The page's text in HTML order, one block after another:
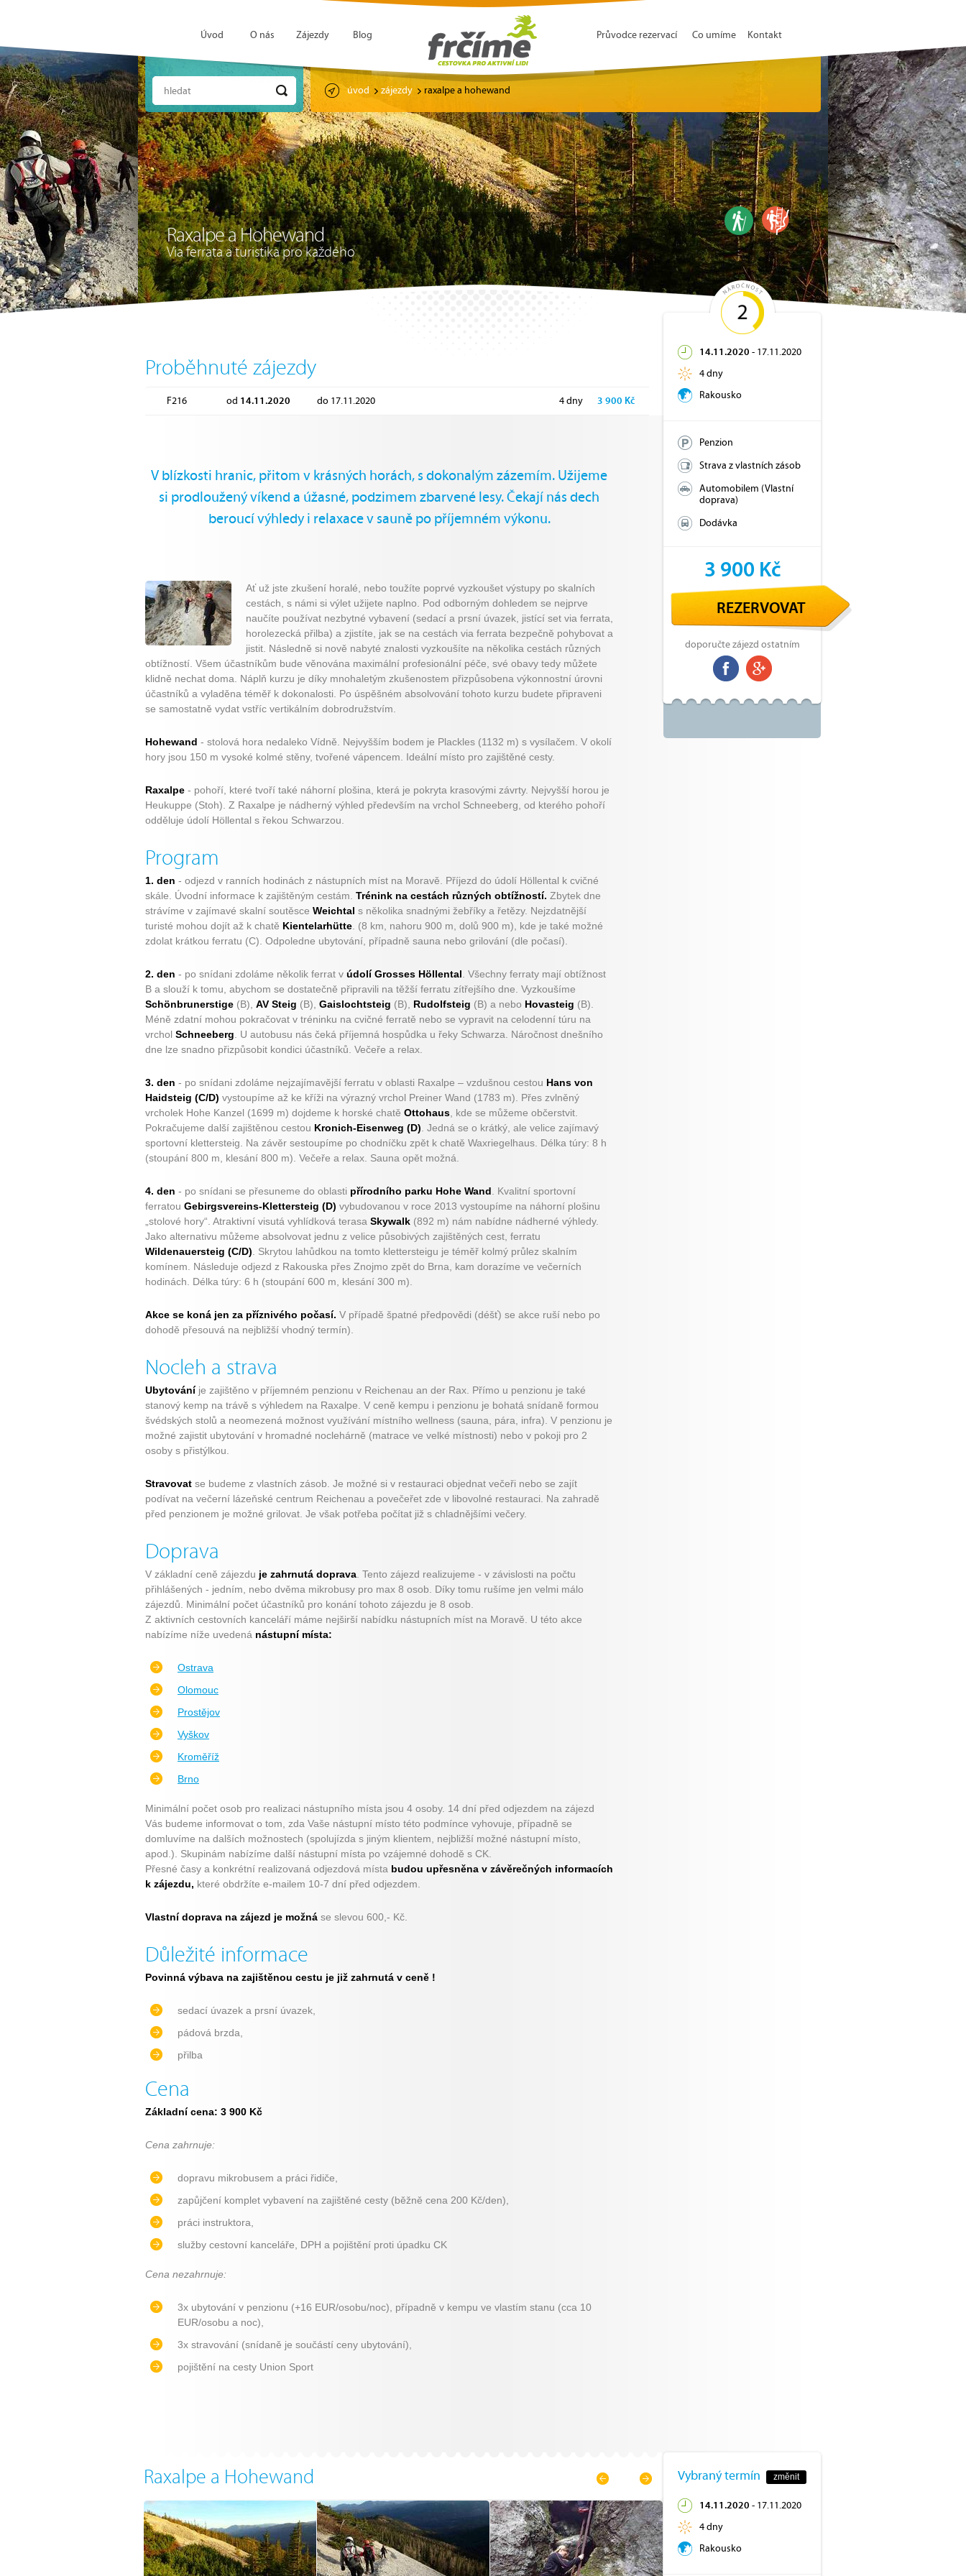
Raxalpe a Hohewand
Via ferrata a turistika pro každého
Proběhnuté zájezdy
F216 od 14.11.2020 do 17.11.2020 4 dny 3 900 Kč
V blízkosti hranic, přitom v krásných horách, s dokonalým zázemím. Užijeme
si prodloužený víkend a úžasné, podzimem zbarvené lesy. Čekají nás dech
beroucí výhledy i relaxace v sauně po příjemném výkonu.
Ať už jste zkušení horalé, nebo toužíte poprvé vyzkoušet výstupy po skalních
cestách, s námi si výlet užijete naplno. Pod odborným dohledem se nejprve
naučíte používat nezbytné vybavení (sedací a prsní úvazek, jistící set via ferrata,
horolezecká přilba) a zjistíte, jak se na cestách via ferrata bezpečně pohybovat a
jistit. Následně si nově nabyté znalosti vyzkoušíte na několika cestách různých
obtížností. Všem účastníkům bude věnována maximální profesionální péče, své obavy tedy můžete
klidně nechat doma. Náplň kurzu je díky mnohaletým zkušenostem přizpůsobena výkonnostní úrovni
účastníků a vyladěna téměř k dokonalosti. Po úspěšném absolvování tohoto kurzu budete připraveni
se samostatně vydat vstříc vertikálním dobrodružstvím.
Hohewand - stolová hora nedaleko Vídně. Nejvyšším bodem je Plackles (1132 m) s vysílačem. V okolí
hory jsou 150 m vysoké kolmé stěny, tvořené vápencem. Ideální místo pro zajištěné cesty.
Raxalpe - pohoří, které tvoří také náhorní plošina, která je pokryta krasovými závrty. Nejvyšší horou je
Heukuppe (Stoh). Z Raxalpe je nádherný výhled především na vrchol Schneeberg, od kterého pohoří
odděluje údolí Höllental s řekou Schwarzou.
Program
1. den - odjezd v ranních hodinách z nástupních míst na Moravě. Příjezd do údolí Höllental k cvičné
skále. Úvodní informace k zajištěným cestám. Trénink na cestách různých obtížností. Zbytek dne
strávíme v zajímavé skalní soutěsce Weichtal s několika snadnými žebříky a řetězy. Nejzdatnější
turisté mohou dojít až k chatě Kientelarhütte . (8 km, nahoru 900 m, dolů 900 m), kde je také možné
zdolat krátkou ferratu (C). Odpoledne ubytování, případně sauna nebo grilování (dle počasí).
2. den - po snídani zdoláme několik ferrat v údolí Grosses Höllental . Všechny ferraty mají obtížnost
B a slouží k tomu, abychom se dostatečně připravili na těžší ferratu zítřejšího dne. Vyzkoušíme
Schönbrunerstige (B), AV Steig (B), Gaislochtsteig (B), Rudolfsteig (B) a nebo Hovasteig (B).
Méně zdatní mohou pokračovat v tréninku na cvičné ferratě nebo se vypravit na celodenní túru na
vrchol Schneeberg . U autobusu nás čeká příjemná hospůdka u řeky Schwarza. Náročnost dnešního
dne lze snadno přizpůsobit kondici účastníků. Večeře a relax.
3. den - po snídani zdoláme nejzajímavější ferratu v oblasti Raxalpe – vzdušnou cestou Hans von
Haidsteig (C/D) vystoupíme až ke kříži na výrazný vrchol Preiner Wand (1783 m). Přes zvlněný
vrcholek Hohe Kanzel (1699 m) dojdeme k horské chatě Ottohaus , kde se můžeme občerstvit.
Pokračujeme další zajištěnou cestou Kronich-Eisenweg (D) . Jedná se o krátký, ale velice zajímavý
sportovní klettersteig. Na závěr sestoupíme po chodníčku zpět k chatě Waxriegelhaus. Délka túry: 8 h
(stoupání 800 m, klesání 800 m). Večeře a relax. Sauna opět možná.
4. den - po snídani se přesuneme do oblasti přírodního parku Hohe Wand . Kvalitní sportovní
ferratou Gebirgsvereins-Klettersteig (D) vybudovanou v roce 2013 vystoupíme na náhorní plošinu
„stolové hory“. Atraktivní visutá vyhlídková terasa Skywalk (892 m) nám nabídne nádherné výhledy.
Jako alternativu můžeme absolvovat jednu z velice působivých zajištěných cest, ferratu
Wildenauersteig (C/D) . Skrytou lahůdkou na tomto klettersteigu je téměř kolmý průlez skalním
komínem. Následuje odjezd z Rakouska přes Znojmo zpět do Brna, kam dorazíme ve večerních
hodinách. Délka túry: 6 h (stoupání 600 m, klesání 300 m).
Akce se koná jen za příznivého počasí. V případě špatné předpovědi (déšť) se akce ruší nebo po
dohodě přesouvá na nejbližší vhodný termín).
Nocleh a strava
Ubytováníje zajištěno v příjemném penzionu v Reichenau an der Rax. Přímo u penzionu je také
stanový kemp na trávě s výhledem na Raxalpe. V ceně kempu i penzionu je bohatá snídaně formou
švédských stolů a neomezená možnost využívání místního wellness (sauna, pára, infra). V penzionu je
možné zajistit ubytování v hromadné noclehárně (matrace ve velké místnosti) nebo v pokoji pro 2
osoby s přistýlkou.
Stravovat se budeme z vlastních zásob. Je možné si v restauraci objednat večeři nebo se zajít
podívat na večerní lázeňské centrum Reichenau a povečeřet zde v libovolné restauraci. Na zahradě
před penzionem je možné grilovat. Je však potřeba počítat již s chladnějšími večery.
Doprava
V základní ceně zájezdu je zahrnutá doprava . Tento zájezd realizujeme - v závislosti na počtu
přihlášených - jedním, nebo dvěma mikrobusy pro max 8 osob. Díky tomu rušíme jen velmi málo
zájezdů. Minimální počet účastníků pro konání tohoto zájezdu je 8 osob.
Z aktivních cestovních kanceláří máme nejširší nabídku nástupních míst na Moravě. U této akce
nabízíme níže uvedená nástupní místa:
Ostrava
Olomouc
Prostějov
Vyškov
Kroměříž
Brno
Minimální počet osob pro realizaci nástupního místa jsou 4 osoby. 14 dní před odjezdem na zájezd
Vás budeme informovat o tom, zda Vaše nástupní místo této podmínce vyhovuje, případně se
domluvíme na dalších možnostech (spolujízda s jiným klientem, nejbližší možné nástupní místo,
apod.). Skupinám nabízíme další nástupní místa po vzájemné dohodě s CK.
Přesné časy a konkrétní realizovaná odjezdová místa budou upřesněna v závěrečných informacích
k zájezdu, které obdržíte e-mailem 10-7 dní před odjezdem.
Vlastní doprava na zájezd je možná se slevou 600,- Kč.
Důležité informace
Povinná výbava na zajištěnou cestu je již zahrnutá v ceně !
sedací úvazek a prsní úvazek,
pádová brzda,
přilba
Cena
Základní cena: 3 900 Kč
Cena zahrnuje:
dopravu mikrobusem a práci řidiče,
zapůjčení komplet vybavení na zajištěné cesty (běžně cena 200 Kč/den),
práci instruktora,
služby cestovní kanceláře, DPH a pojištění proti úpadku CK
Cena nezahrnuje:
3x ubytování v penzionu (+16 EUR/osobu/noc), případně v kempu ve vlastím stanu (cca 10
EUR/osobu a noc),
3x stravování (snídaně je součástí ceny ubytování),
pojištění na cesty Union Sport
14.11.2020 - 17.11.2020
4 dny
Rakousko
Penzion
Strava z vlastních zásob
Automobilem (Vlastní
doprava)
Dodávka
3 900 Kč
REZERVOVAT
doporučte zájezd ostatním
Raxalpe a Hohewand Vybraný termín změnit
14.11.2020 - 17.11.2020
4 dny
Rakousko
Úvod O nás Zájezdy Blog Průvodce rezervací Co umíme Kontakt
hledat úvod zájezdy raxalpe a hohewand